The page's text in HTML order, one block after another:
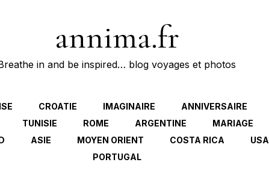
annima.fr
in and be inspired… blog voyages et photos
CROATIE IMAGINAIRE ANNIVERSAIRE
TUNISIE ROME ARGENTINE MARIAGE
ASIE MOYEN ORIENT COSTA RICA USA
PORTUGAL